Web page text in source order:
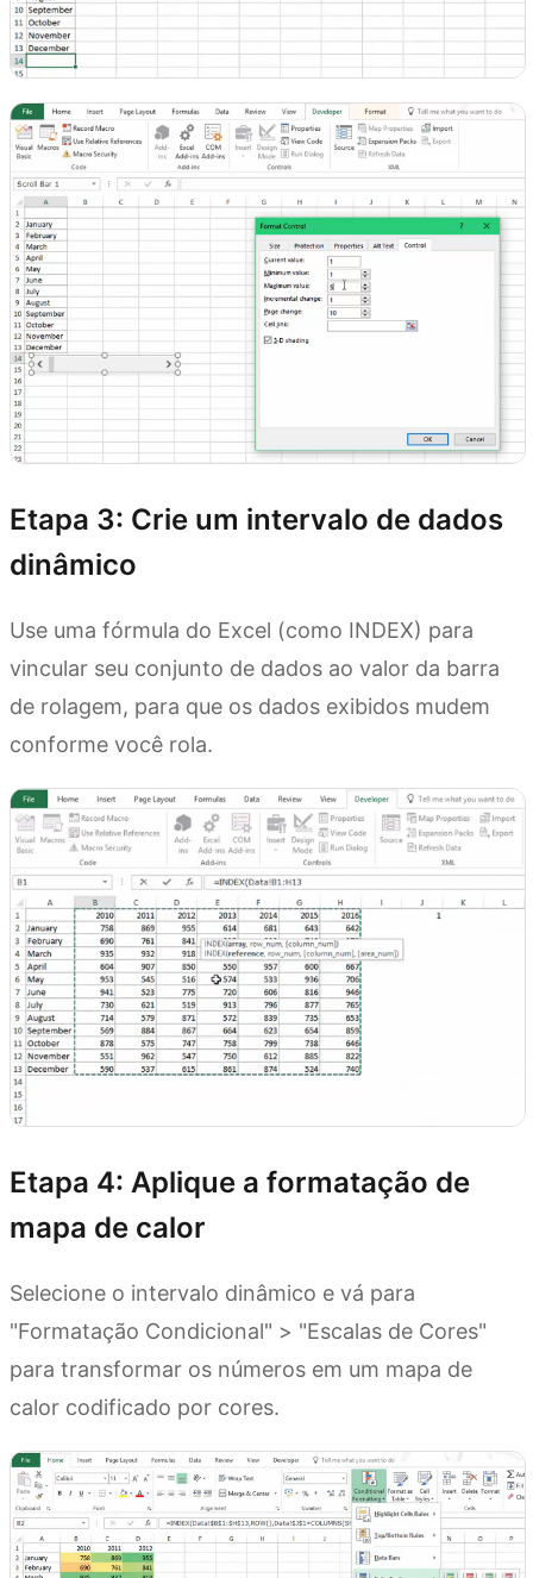
Etapa 3: Crie um intervalo de dados
dinâmico
Use uma fórmula do Excel (como INDEX) para
vincular seu conjunto de dados ao valor da barra
de rolagem, para que os dados exibidos mudem
conforme você rola.
Etapa 4: Aplique a formatação de
mapa de calor
Selecione o intervalo dinâmico e vá para
"Formatação Condicional" > "Escalas de Cores"
para transformar os números em um mapa de
calor codificado por cores.